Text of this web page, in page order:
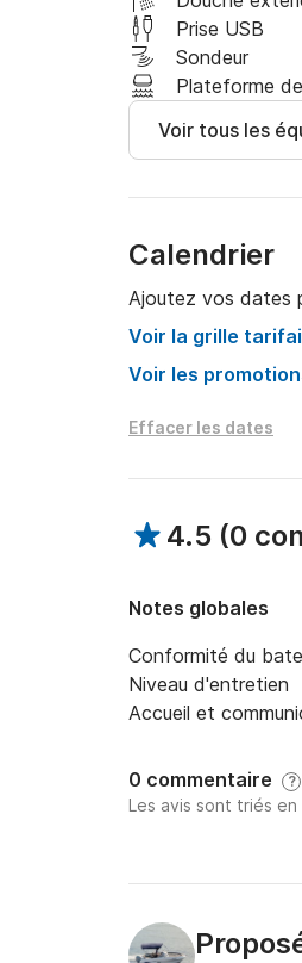
À bientôt!
Prise USB
Sondeur
Plateforme
Voir tous les
Calendrier
Ajoutez vos dates
Voir la grille
Voir les
Effacer les dates
4.5 (0
Notes globales
Conformité du
Niveau d'entretien
Accueil et
0 commentaire ?
Les avis sont triés